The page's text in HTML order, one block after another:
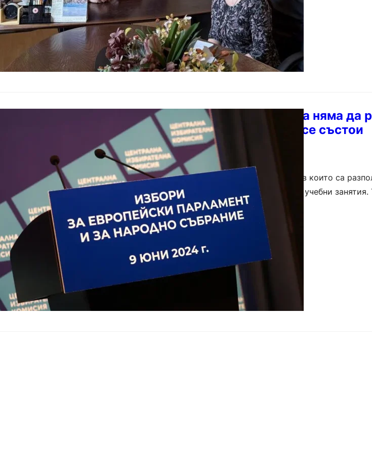
След изборите: Училищата няма да
български за 10. клас ще се състои
България– 05.06.2024
На 10 юни всички училища в страната, в които са
вота 2 в 1 на 9 юни, няма да провеждат учебни